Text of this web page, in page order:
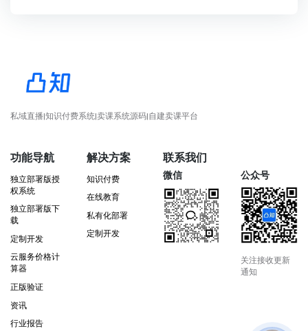
私域直播|知识付费系统|卖课系统源码|自建卖课平台
功能导航
独立部署版授
权系统
独立部署版下
载
定制开发
云服务价格计
算器
正版验证
资讯
行业报告
解决方案
知识付费
在线教育
私有化部署
定制开发
联系我们
微信 公众号
关注接收更新
通知